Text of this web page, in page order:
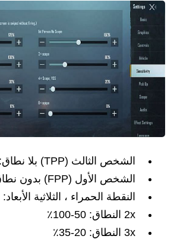
الشخص الثالث (TPP) بلا نطاق: 150-180٪
الشخص الأول (FPP) بدون نطاق: 140-190٪
النقطة الحمراء ، الثلاثية الأبعاد: 50-100٪
2x النطاق: 50-100٪
3x النطاق: 20-35٪